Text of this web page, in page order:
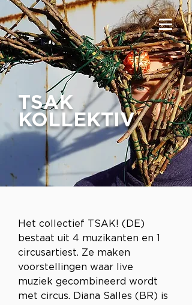
TSAK
KOLLEKTIV
Het collectief TSAK! (DE)
bestaat uit 4 muzikanten en 1
circusartiest. Ze maken
voorstellingen waar live
muziek gecombineerd wordt
met circus. Diana Salles (BR) is